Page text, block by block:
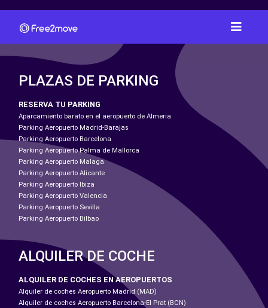
PLAZAS DE PARKING
RESERVA TU PARKING
Aparcamiento barato en el aeropuerto de Almeria
Parking Aeropuerto Madrid-Barajas
Parking Aeropuerto Barcelona
Parking Aeropuerto Palma de Mallorca
Parking Aeropuerto Malaga
Parking Aeropuerto Alicante
Parking Aeropuerto Ibiza
Parking Aeropuerto Valencia
Parking Aeropuerto Sevilla
Parking Aeropuerto Bilbao
ALQUILER DE COCHE
ALQUILER DE COCHES EN AEROPUERTOS
Alquiler de coches Aeropuerto Madrid (MAD)
Alquiler de coches Aeropuerto Barcelona-El Prat (BCN)